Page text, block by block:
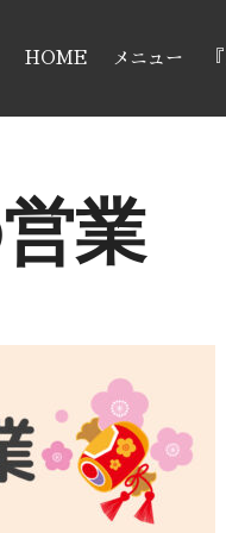
HOME メニュー
業